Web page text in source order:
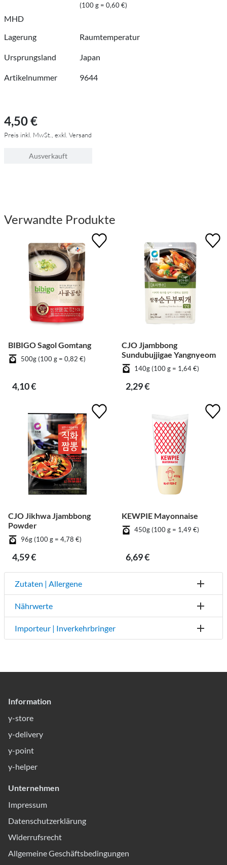
(100 g = 0,60 €)
MHD
Lagerung
Raumtemperatur
Ursprungsland Japan
Artikelnummer 9644
4,50 €
Preis inkl. MwSt., exkl. Versand
Ausverkauft
Verwandte Produkte
BIBIGO Sagol Gomtang
500g (100 g = 0,82 €)
4,10 €
CJO Jjambbong
Sundubujjigae Yangnyeom
140g (100 g = 1,64 €)
2,29 €
CJO Jikhwa Jjambbong
Powder
96g (100 g = 4,78 €)
4,59 €
KEWPIE Mayonnaise
450g (100 g = 1,49 €)
6,69 €
Zutaten | Allergene
Nährwerte
Importeur | Inverkehrbringer
Information
y-store
y-delivery
y-point
y-helper
Unternehmen
Impressum
Datenschutzerklärung
Widerrufsrecht
Allgemeine Geschäftsbedingungen